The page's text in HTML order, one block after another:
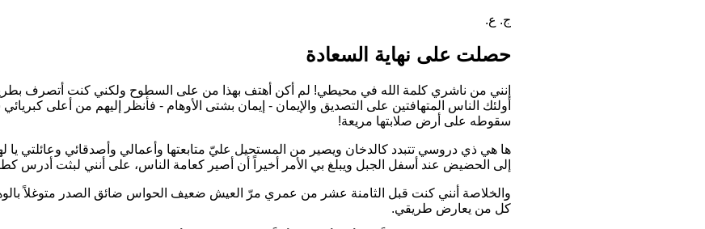
ج. ع.
حصلت على نهاية السعادة
إنني من ناشري كلمة الله في محيطي! لم أكن أهتف بهذا من على السطوح ولكني كنت أتصرف
أولئك الناس المتهافتين على التصديق والإيمان - إيمان بشتى الأوهام - فأنظر إليهم من أعلى
سقوطه على أرض صلابتها مريعة!
ها هي ذي دروسي تتبدد كالدخان ويصير من المستحيل عليّ متابعتها وأعمالي وأصدقائي وعائلتي
إلى الحضيض عند أسفل الجبل ويبلغ بي الأمر أخيراً أن أصير كعامة الناس، على أنني لبثت أدرس
والخلاصة أنني كنت قبل الثامنة عشر من عمري مرّ العيش ضعيف الحواس ضائق الصدر متوغلاً
كل من يعارض طريقي.